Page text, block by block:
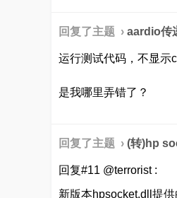
回复了主题 › aardio传
运行测试代码，不显示
是我哪里弄错了？
回复了主题 › (转)hp
回复#11 @terrorist :
新版本hpsocket.dll提